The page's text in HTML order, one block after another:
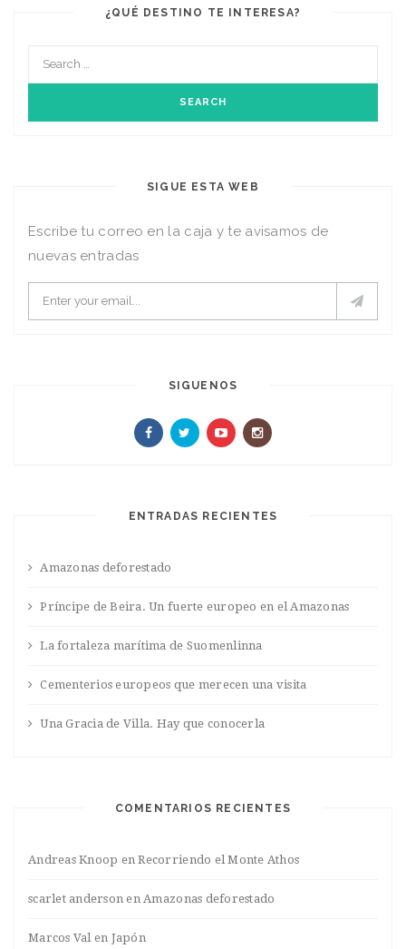
¿QUÉ DESTINO TE INTERESA?
SIGUE ESTA WEB
Escribe tu correo en la caja y te avisamos de
nuevas entradas
SIGUENOS
ENTRADAS RECIENTES
Amazonas deforestado
Príncipe de Beira. Un fuerte europeo en el Amazonas
La fortaleza marítima de Suomenlinna
Cementerios europeos que merecen una visita
Una Gracia de Villa. Hay que conocerla
COMENTARIOS RECIENTES
Andreas Knoop enRecorriendo el Monte Athos
scarlet anderson enAmazonas deforestado
Marcos Valen Japón